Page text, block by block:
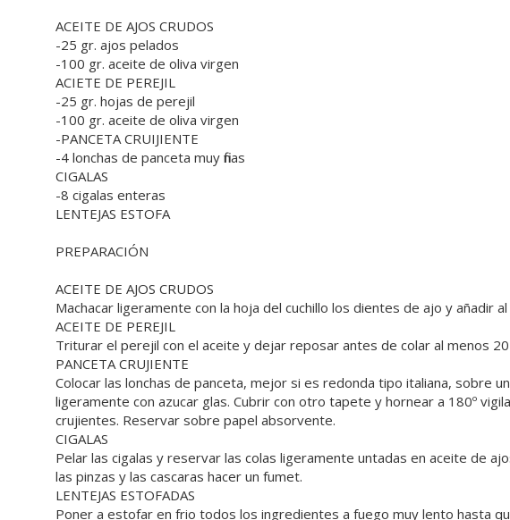
ACEITE DE AJOS CRUDOS
-25 gr. ajos pelados
-100 gr. aceite de oliva virgen
ACIETE DE PEREJIL
-25 gr. hojas de perejil
-100 gr. aceite de oliva virgen
-PANCETA CRUIJIENTE
-4 lonchas de panceta muy finas
CIGALAS
-8 cigalas enteras
LENTEJAS ESTOFA
PREPARACIÓN
ACEITE DE AJOS CRUDOS
Machacar ligeramente con la hoja del cuchillo los dientes de ajo y añadir
ACEITE DE PEREJIL
Triturar el perejil con el aceite y dejar reposar antes de colar al menos
PANCETA CRUJIENTE
Colocar las lonchas de panceta, mejor si es redonda tipo italiana, sobre
ligeramente con azucar glas. Cubrir con otro tapete y hornear a 180º
crujientes. Reservar sobre papel absorvente.
CIGALAS
Pelar las cigalas y reservar las colas ligeramente untadas en aceite de
las pinzas y las cascaras hacer un fumet.
LENTEJAS ESTOFADAS
Poner a estofar en frio todos los ingredientes a fuego muy lento hasta